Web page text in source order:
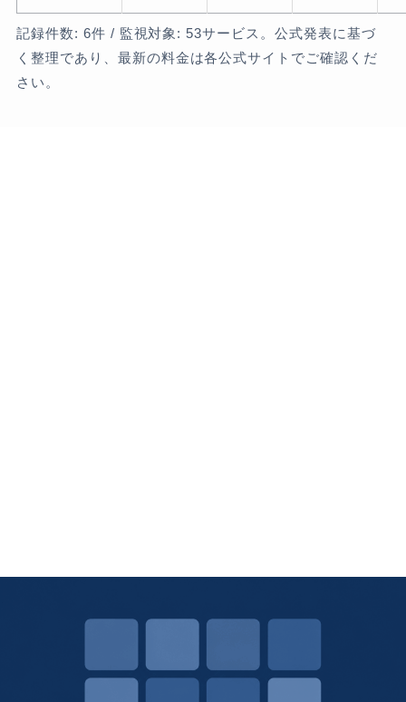
記録件数: 6件 / 監視対象: 53サービス。公式発表に基づ
く整理であり、最新の料金は各公式サイトでご確認くだ
さい。